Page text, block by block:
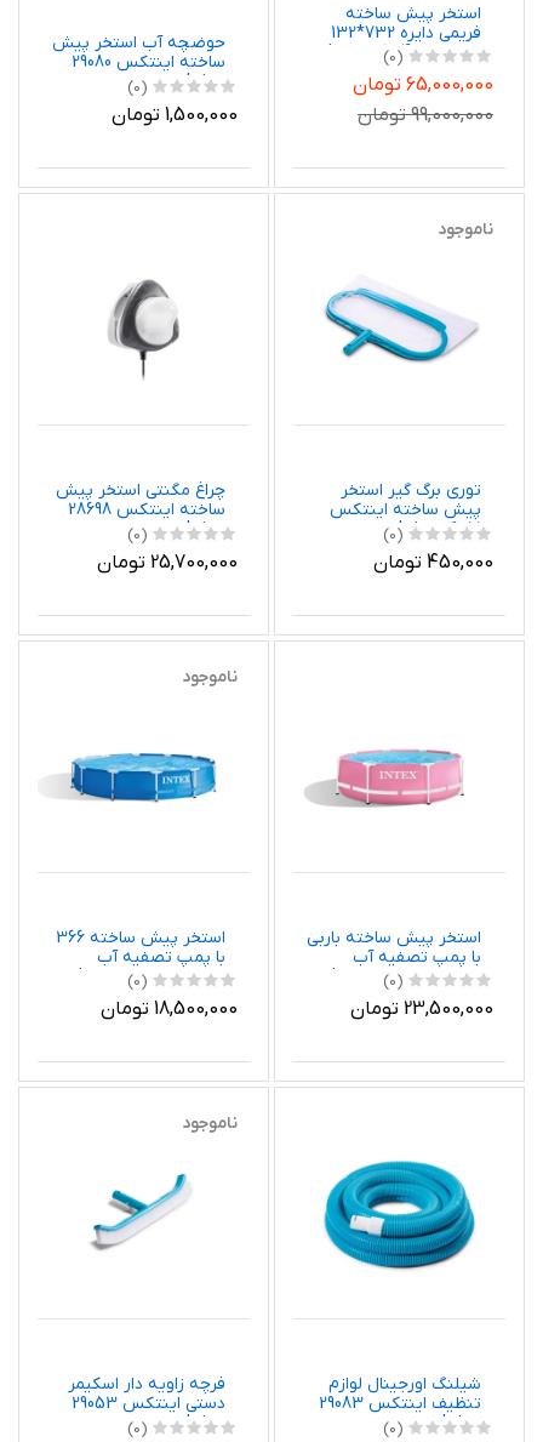
استخر پیش ساخته
فریمی دایره 732*132
اینتکس 26340 Intex
(0)
65,000,000 تومان
99,000,000 تومان
حوضچه آب استخر پیش
ساخته اینتکس 29080
Intex
(0)
1,500,000 تومان
ناموجود
توری برگ گیر استخر
پیش ساخته اینتکس
29051 Intex
(0)
450,000 تومان
چراغ مگنتی استخر پیش
ساخته اینتکس 28698
Intex
(0)
25,700,000 تومان
استخر پیش ساخته باربی
با پمپ تصفیه آب
اینتکس 28292 Intex
(0)
23,500,000 تومان
ناموجود
استخر پیش ساخته 366
با پمپ تصفیه آب
اینتکس 28212 Intex
(0)
18,500,000 تومان
شیلنگ اورجینال لوازم
تنظیف اینتکس 29083
Intex
(0)
ناموجود
فرچه زاویه دار اسکیمر
دستی اینتکس 29053
Intex
(0)